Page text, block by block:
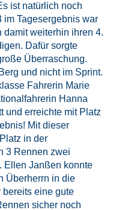
ist natürlich noch
im Tagesergebnis war
damit weiterhin ihren 4.
Dafür sorgte
Überraschung.
und nicht im Sprint.
Fahrerin Marie
Hanna
und erreichte mit Platz
Mit dieser
in der
3 Rennen zwei
Ellen Janßen konnte
Überherrn in die
eine gute
sicher noch